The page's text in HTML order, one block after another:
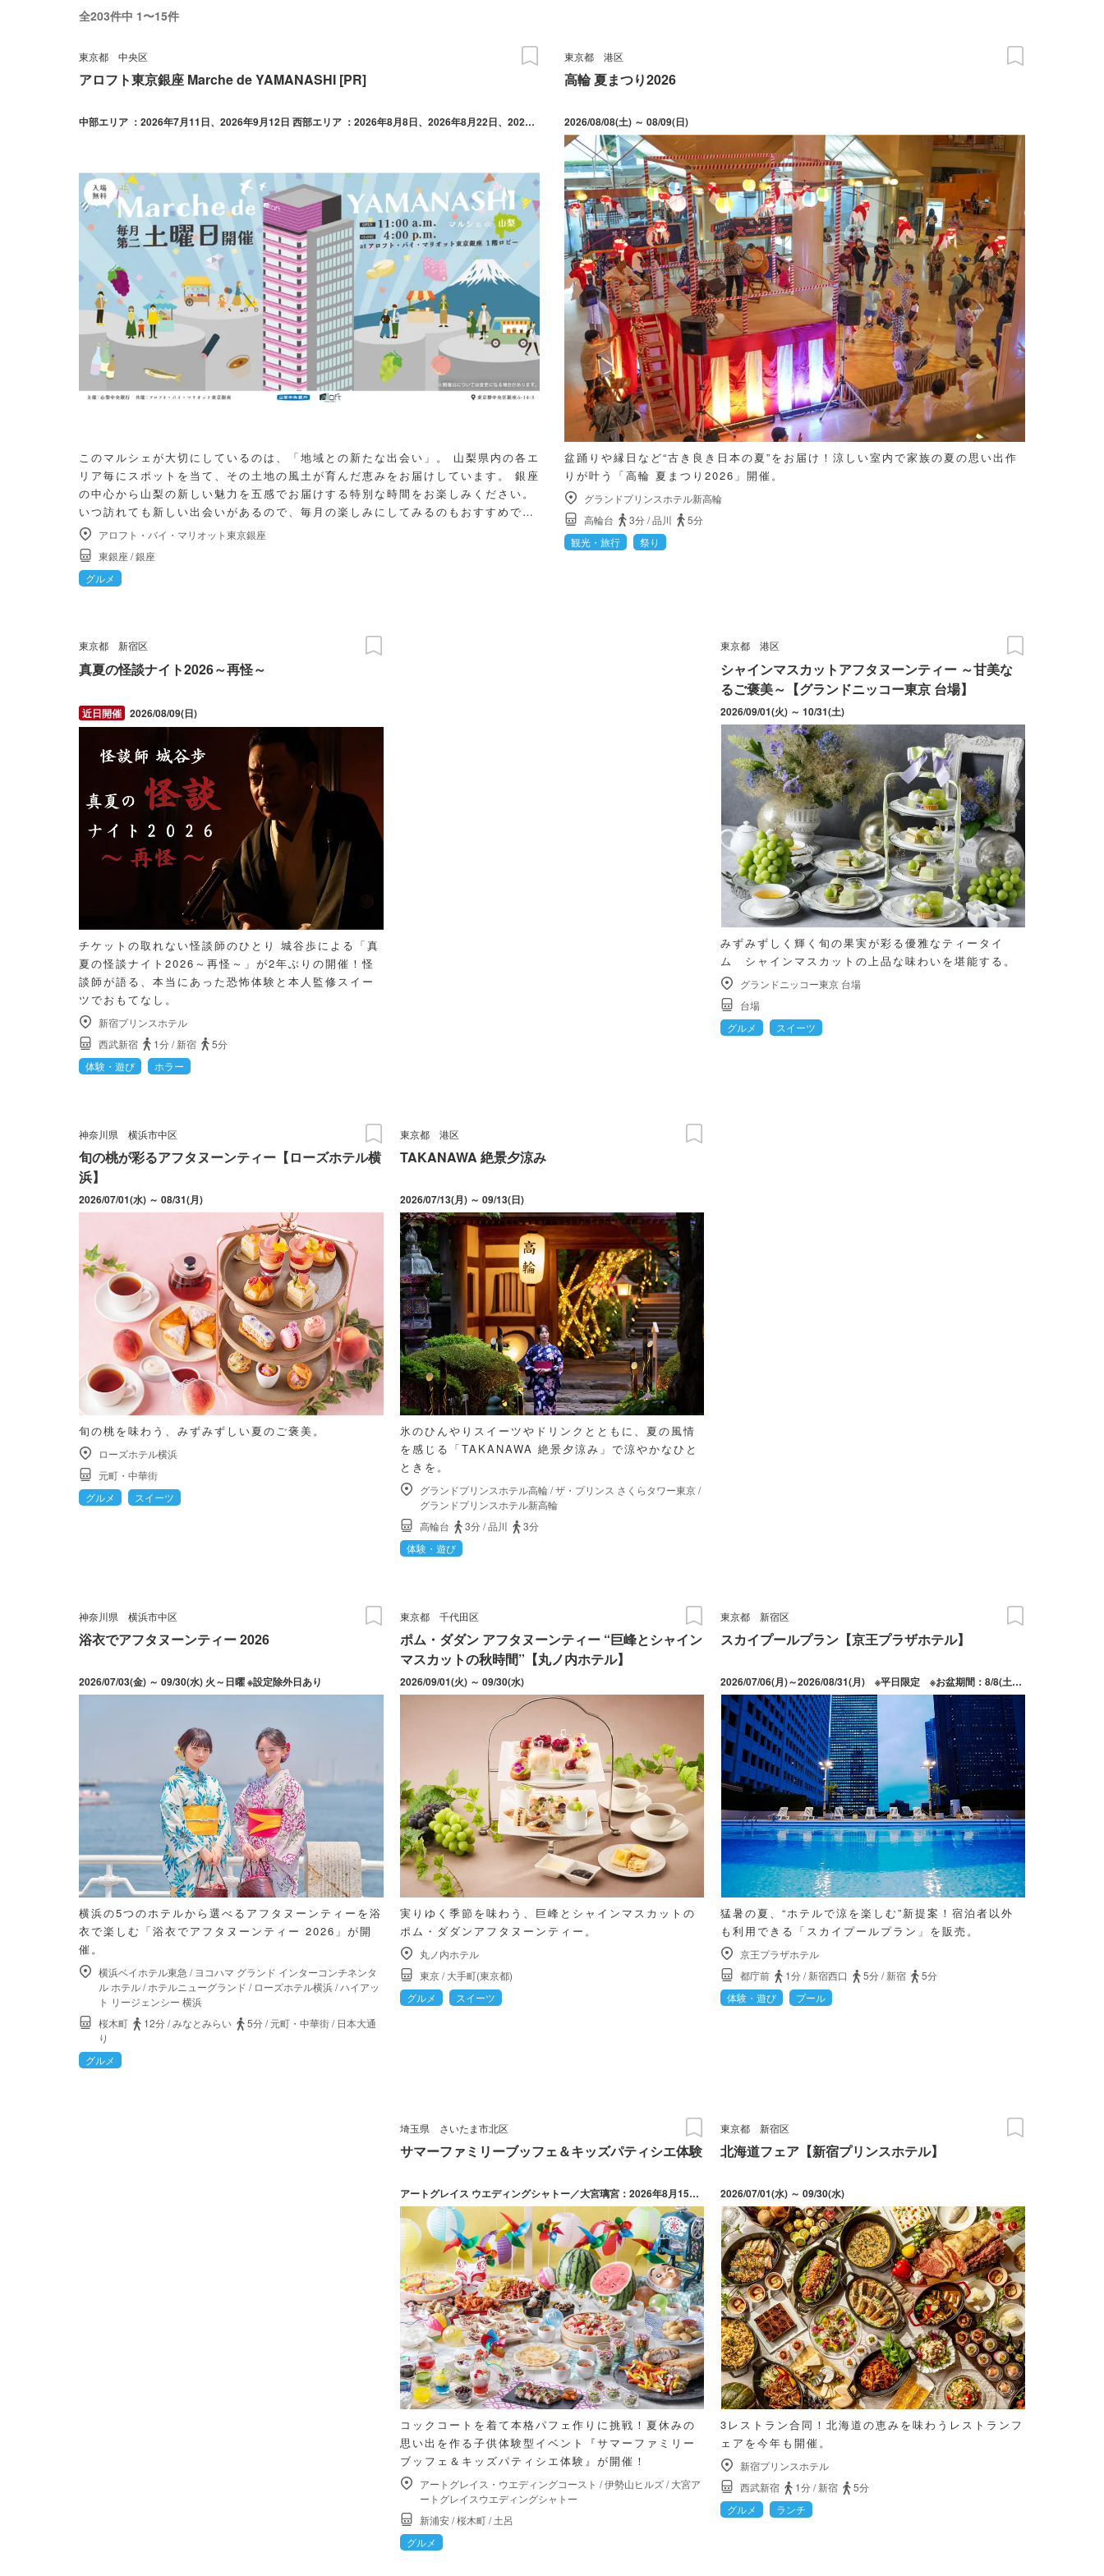
全203件中 1〜15件
東京都 中央区
アロフト東京銀座 Marche de YAMANASHI [PR]
中部エリア ：2026年7月11日、2026年9月12日 西部エリア ：2026年8月8日、2026年8月22日、2026年10月10日 東部エリア ：2026年12月12日、2027年2月13日 県内全域 ：2027年1月9日、2027年3月13日 毎月第2土曜日（原則）
このマルシェが大切にしているのは、「地域との新たな出会い」。 山梨県内の各エ
リア毎にスポットを当て、その土地の風土が育んだ恵みをお届けしています。 銀座
の中心から山梨の新しい魅力を五感でお届けする特別な時間をお楽しみください。
いつ訪れても新しい出会いがあるので、毎月の楽しみにしてみるのもおすすめで
す。 ”プチ旅行気分”を味わいに、ぜひ訪れてみてください。
アロフト・バイ・マリオット東京銀座
東銀座/銀座
グルメ
東京都 港区
高輪 夏まつり2026
2026/08/08(土) ～ 08/09(日)
盆踊りや縁日など“古き良き日本の夏”をお届け！涼しい室内で家族の夏の思い出作
りが叶う「高輪 夏まつり2026」開催。
グランドプリンスホテル新高輪
高輪台
3分/品川
5分
観光・旅行
祭り
東京都 新宿区
真夏の怪談ナイト2026～再怪～
2026/08/09(日)
チケットの取れない怪談師のひとり 城谷歩による「真
夏の怪談ナイト2026～再怪～」が2年ぶりの開催！怪
談師が語る、本当にあった恐怖体験と本人監修スイー
ツでおもてなし。
新宿プリンスホテル
西武新宿
1分/新宿
5分
体験・遊び
ホラー
東京都 港区
シャインマスカットアフタヌーンティー ～甘美な
るご褒美～【グランドニッコー東京 台場】
2026/09/01(火) ～ 10/31(土)
みずみずしく輝く旬の果実が彩る優雅なティータイ
ム シャインマスカットの上品な味わいを堪能する。
グランドニッコー東京 台場
台場
グルメ
スイーツ
神奈川県 横浜市中区
旬の桃が彩るアフタヌーンティー【ローズホテル横
浜】
2026/07/01(水) ～ 08/31(月)
旬の桃を味わう、みずみずしい夏のご褒美。
ローズホテル横浜
元町・中華街
グルメ
スイーツ
東京都港区
TAKANAWA 絶景夕涼み
2026/07/13(月) ～ 09/13(日)
氷のひんやりスイーツやドリンクとともに、夏の風情
を感じる「TAKANAWA 絶景夕涼み」で涼やかなひと
ときを。
グランドプリンスホテル高輪/ザ・プリンス さくらタワー東京/
グランドプリンスホテル新高輪
高輪台
3分/品川
3分
体験・遊び
神奈川県 横浜市中区
浴衣でアフタヌーンティー 2026
2026/07/03(金) ～ 09/30(水) 火～日曜 ※設定除外日あり
横浜の5つのホテルから選べるアフタヌーンティーを浴
衣で楽しむ「浴衣でアフタヌーンティー 2026」が開
催。
横浜ベイホテル東急 / ヨコハマ グランド インターコンチネンタ
ル ホテル/ホテルニューグランド / ローズホテル横浜/ハイアッ
ト リージェンシー 横浜
桜木町
12分/みなとみらい 5分/元町・中華街/ 日本大通
り
グルメ
東京都千代田区
ポム・ダダン アフタヌーンティー “巨峰とシャイン
マスカットの秋時間”【丸ノ内ホテル】
2026/09/01(火) ～ 09/30(水)
実りゆく季節を味わう、巨峰とシャインマスカットの
ポム・ダダンアフタヌーンティー。
丸ノ内ホテル
東京/大手町(東京都)
グルメ
スイーツ
東京都 新宿区
スカイプールプラン【京王プラザホテル】
2026/07/06(月)～2026/08/31(月) ※平日限定 ※お盆期間：8/8(土)～8/16(日)を除く 2026/09/01(火)～2026/09/27(日) ※全日対象
猛暑の夏、“ホテルで涼を楽しむ”新提案！宿泊者以外
も利用できる「スカイプールプラン」を販売。
京王プラザホテル
都庁前
1分/新宿西口 5分/新宿
5分
体験・遊び
プール
埼玉県 さいたま市北区
サマーファミリーブッフェ＆キッズパティシエ体験
アートグレイス ウエディングシャトー／大宮璃宮：2026年8月15日（土）・16日（日） アートグレイス ウエディングコースト 東京ベイ（新浦安）：2026年8月15日（土）・16日（日）・30日（日） 伊勢山ヒルズ（横浜）：2026年8月15日（土）・16日（日）・30日（日）
コックコートを着て本格パフェ作りに挑戦！夏休みの
思い出を作る子供体験型イベント『サマーファミリー
ブッフェ＆キッズパティシエ体験』が開催！
アートグレイス・ウエディングコースト /伊勢山ヒルズ/大宮ア
ートグレイスウエディングシャトー
新浦安/桜木町/土呂
グルメ
東京都 新宿区
北海道フェア【新宿プリンスホテル】
2026/07/01(水) ～ 09/30(水)
3レストラン合同！北海道の恵みを味わうレストランフ
ェアを今年も開催。
新宿プリンスホテル
西武新宿
1分/新宿
5分
グルメ
ランチ